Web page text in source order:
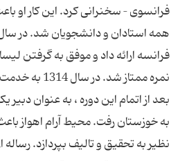
فرانسوی – سخنرانی کرد. این کار او
فرانسه ارائه داد و موفق به گرفتن
نمره ممتاز
بعد از اتمام این دوره ، به عنوان دبیر
به خوزستان رفت. محیط آرام اهواز
نظیر به تحقیق و تالیف بپردازد.